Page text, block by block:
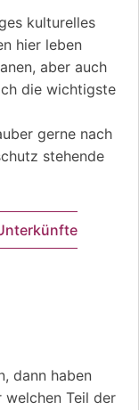
kulturelles
hier leben
aber auch
die wichtigste
gerne nach
stehende
dann haben
welchen Teil der